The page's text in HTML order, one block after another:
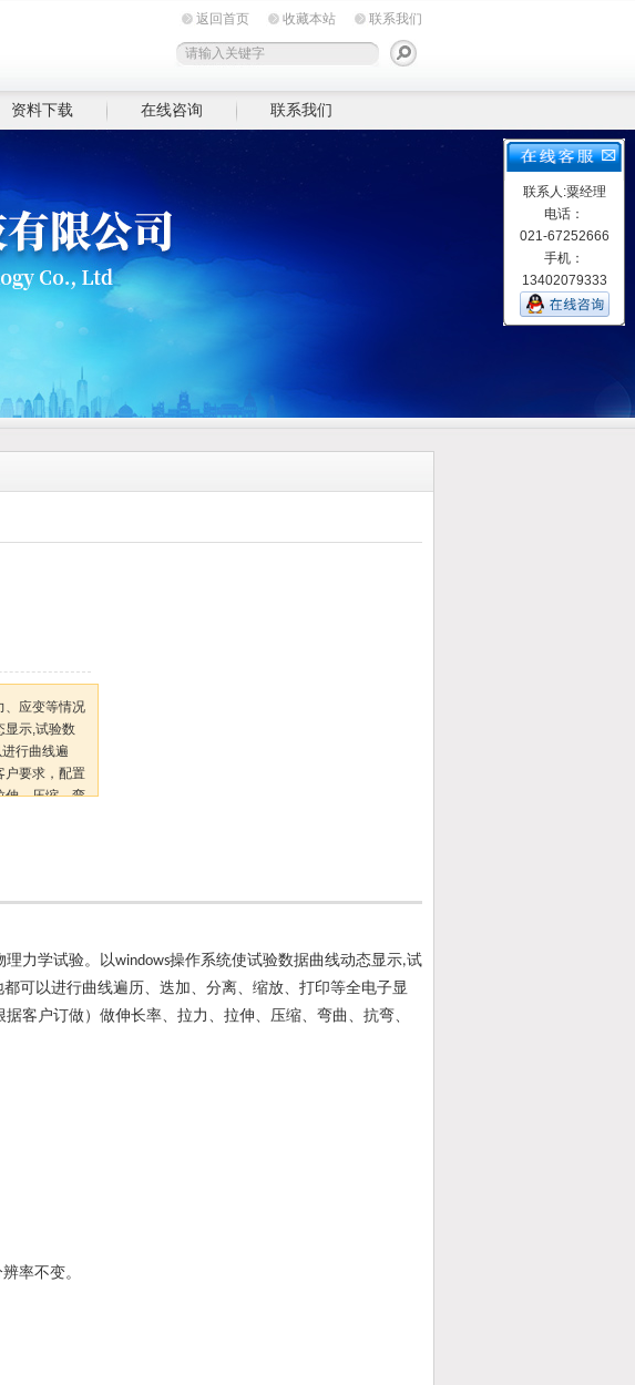
返回首页 收藏本站 联系我们
资料下载 在线咨询 联系我们
、应变等情况
显示,试验数
行曲线遍
户要求，配置
伸、压缩、弯
理力学试验。以windows操作系统使试验数据曲线动态显示,试
都可以进行曲线遍历、迭加、分离、缩放、打印等全电子显
客户订做）做伸长率、拉力、拉伸、压缩、弯曲、抗弯、
率不变。
联系人:粟经理
电话：
021-67252666
手机：
13402079333